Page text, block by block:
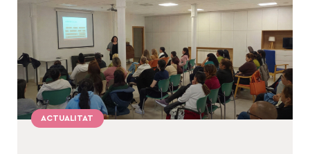
ACTUALITAT